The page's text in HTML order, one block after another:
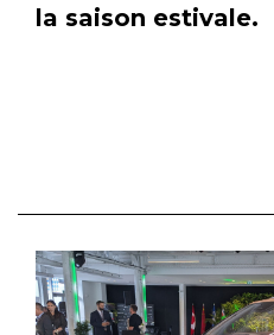
la saison estivale.